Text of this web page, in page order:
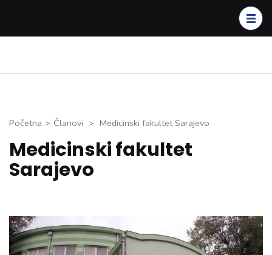
Enter)
Početna > Članovi > Medicinski fakultet Sarajevo
Medicinski fakultet
Sarajevo